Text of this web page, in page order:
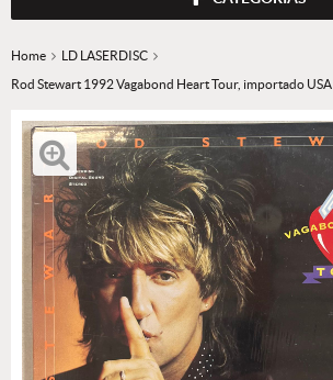
Home
LD LASERDISC
Rod Stewart 1992 Vagabond Heart Tour, importado USA